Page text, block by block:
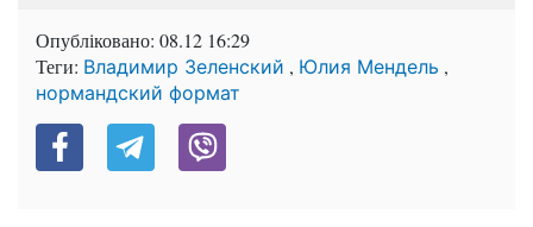
Опубліковано: 08.12 16:29
Теги: Владимир Зеленский , Юлия Мендель ,
нормандский формат